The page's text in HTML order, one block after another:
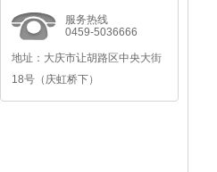
服务热线
0459-5036666
地址：大庆市让胡路区中央大街
18号（庆虹桥下）